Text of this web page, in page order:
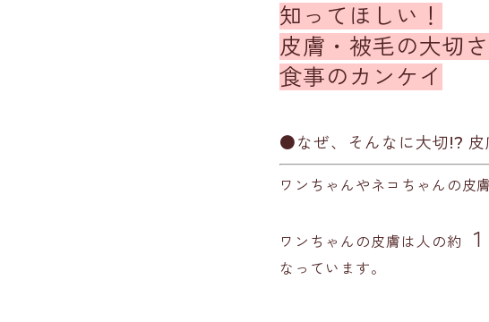
知ってほしい！
皮膚・被毛の大切
食事のカンケイ
●なぜ、そんなに大切!? 皮
ワンちゃんやネコちゃんの皮
ワンちゃんの皮膚は人の約
なっています。